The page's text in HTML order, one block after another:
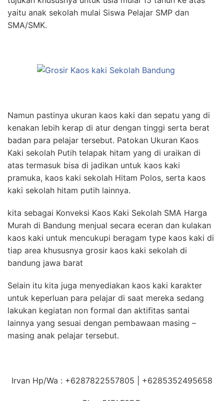
yaitu anak sekolah mulai Siswa Pelajar SMP dan
SMA/SMK.
Namun pastinya ukuran kaos kaki dan sepatu yang di
kenakan lebih kerap di atur dengan tinggi serta berat
badan para pelajar tersebut. Patokan Ukuran Kaos
Kaki sekolah Putih telapak hitam yang di uraikan di
atas termasuk bisa di jadikan untuk kaos kaki
pramuka, kaos kaki sekolah Hitam Polos, serta kaos
kaki sekolah hitam putih lainnya.
kita sebagai Konveksi Kaos Kaki Sekolah SMA Harga
Murah di Bandung menjual secara eceran dan kulakan
kaos kaki untuk mencukupi beragam type kaos kaki di
tiap area khususnya grosir kaos kaki sekolah di
bandung jawa barat
Selain itu kita juga menyediakan kaos kaki karakter
untuk keperluan para pelajar di saat mereka sedang
lakukan kegiatan non formal dan aktifitas santai
lainnya yang sesuai dengan pembawaan masing –
masing anak pelajar tersebut.
Irvan Hp/Wa : +6287822557805 | +6285352495658